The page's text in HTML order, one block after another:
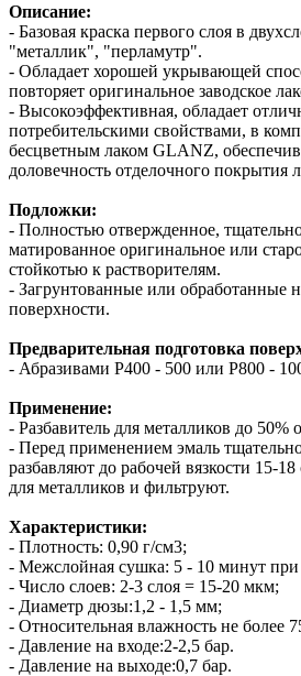
Описание:
- Базовая краска первого слоя в
"металлик", "перламутр".
- Обладает хорошей укрывающей
повторяет оригинальное заводское
- Высокоэффективная, обладает
потребительскими свойствами, в
бесцветным лаком GLANZ,
доловечность отделочного покрытия
Подложки:
- Полностью отвержденное,
матированное оригинальное или
стойкотью к растворителям.
- Загрунтованные или обработанные
поверхности.
Предварительная подготовка
- Абразивами Р400 - 500 или P800 -
Применение:
- Разбавитель для металликов до 50%
- Перед применением эмаль
разбавляют до рабочей вязкости 15-
для металликов и фильтруют.
Характеристики:
- Плотность: 0,90 г/см3;
- Межслойная сушка: 5 - 10 минут
- Число слоев: 2-3 слоя = 15-20 мкм;
- Диаметр дюзы:1,2 - 1,5 мм;
- Относительная влажность не более
- Давление на входе:2-2,5 бар.
- Давление на выходе:0,7 бар.